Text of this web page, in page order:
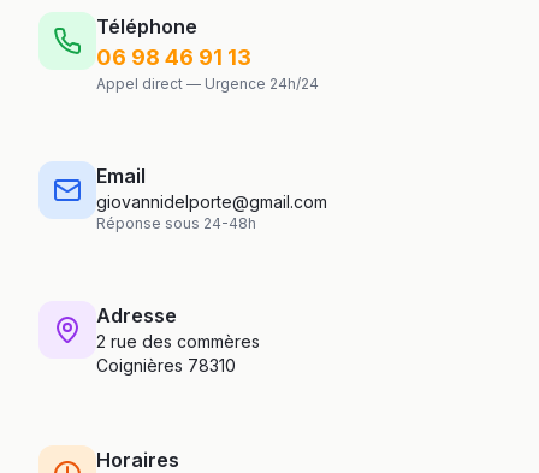
Téléphone
06 98 46 91 13
Appel direct — Urgence 24h/24
Email
giovannidelporte@gmail.com
Réponse sous 24-48h
Adresse
2 rue des commères
Coignières 78310
Horaires